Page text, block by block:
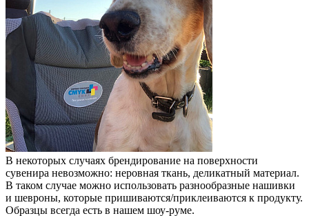
В некоторых случаях брендирование на поверхности
сувенира невозможно: неровная ткань, деликатный материал.
В таком случае можно использовать разнообразные нашивки
и шевроны, которые пришиваются/приклеиваются к продукту.
Образцы всегда есть в нашем шоу-руме.